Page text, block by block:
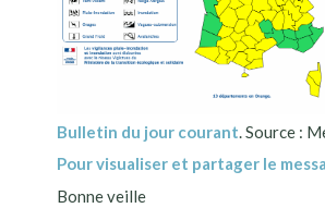
Bulletin du jour courant . Source :
Pour visualiser et partager le
Bonne veille